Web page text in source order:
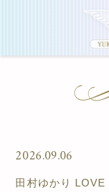
2026.09.06
田村ゆかり